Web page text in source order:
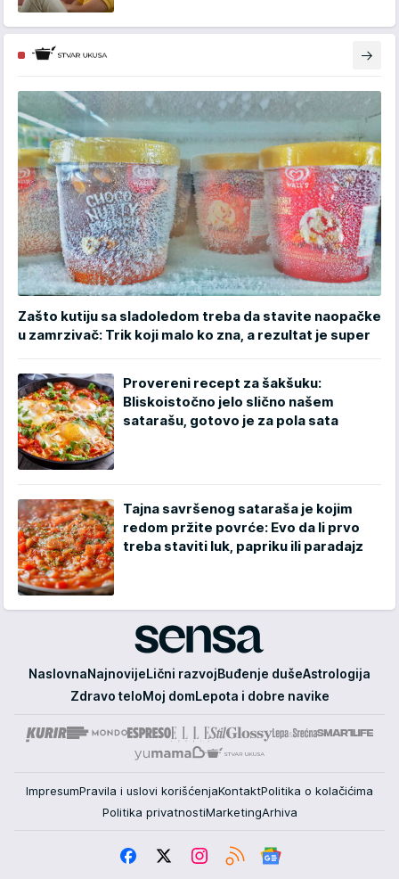
Zašto kutiju sa sladoledom treba da stavite naopačke
u zamrzivač: Trik koji malo ko zna, a rezultat je super
Provereni recept za šakšuku:
Bliskoistočno jelo slično našem
satarašu, gotovo je za pola sata
Tajna savršenog sataraša je kojim
redom pržite povrće: Evo da li prvo
treba staviti luk, papriku ili paradajz
Sensa
NaslovnaNajnovijeLični razvojBuđenje dušeAstrologija
Zdravo teloMoj domLepota i dobre navike
ImpresumPravila i uslovi korišćenjaKontaktPolitika o kolačićima
Politika privatnostiMarketingArhiva